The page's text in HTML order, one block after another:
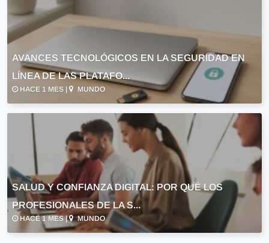
AVANCES TECNOLÓGICOS EN LA SEGURIDAD EN
LÍNEA DE LAS PLATAFO...
HACE 1 MES | MUNDO
SALUD Y CONFIANZA DIGITAL: POR QUÉ LOS
PROFESIONALES DE LA S...
HACE 1 MES | MUNDO